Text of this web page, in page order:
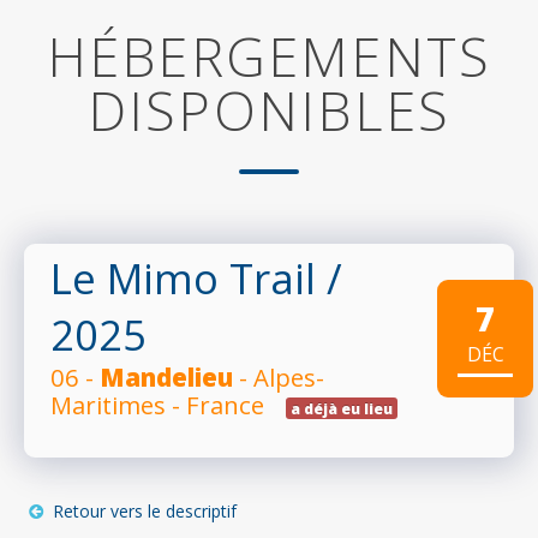
HÉBERGEMENTS
DISPONIBLES
Le Mimo Trail /
2025
06 - Mandelieu - Alpes-
Maritimes - France
a déjà eu lieu
7
DÉC
Retour vers le descriptif